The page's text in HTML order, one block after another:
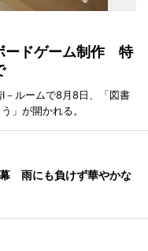
ードゲーム制作 特
－ルームで8月8日、「図書
」が開かれる。
雨にも負けず華やかな